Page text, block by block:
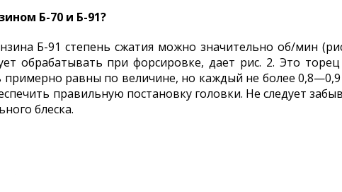
Б-70 и Б-91?
Б-91 степень сжатия можно значительно об/мин
обрабатывать при форсировке, дает рис. 2. Это
равны по величине, но каждый не более
правильную постановку головки. Не следует
блеска.